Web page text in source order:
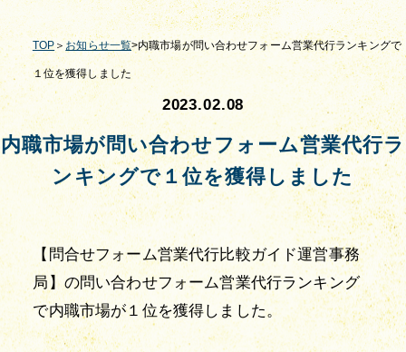
TOP ＞ お知らせ一覧>内職市場が問い合わせフォーム営業代行ランキングで
１位を獲得しました
2023.02.08
内職市場が問い合わせフォーム営業代行ラ
ンキングで１位を獲得しました
【問合せフォーム営業代行比較ガイド運営事務
局】の問い合わせフォーム営業代行ランキング
で内職市場が１位を獲得しました。